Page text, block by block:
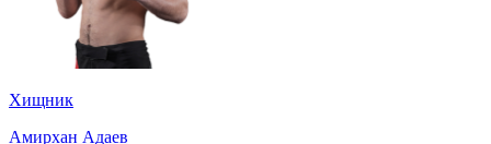
Хищник
Амирхан Адаев